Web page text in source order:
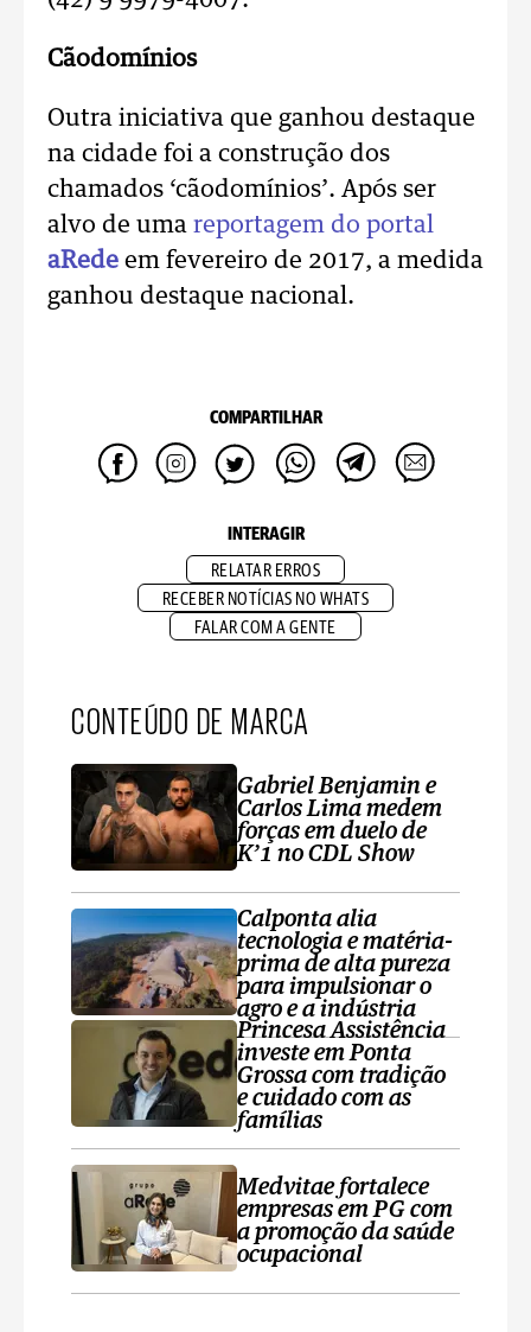
Cãodomínios
Outra iniciativa que ganhou destaque
na cidade foi a construção dos
chamados ‘cãodomínios’. Após ser
alvo de uma reportagem do portal
aRede em fevereiro de 2017, a medida
ganhou destaque nacional.
COMPARTILHAR
INTERAGIR
RELATAR ERROS
RECEBER NOTÍCIAS NO WHATS
FALAR COM A GENTE
CONTEÚDO DE MARCA
Gabriel Benjamin e
Carlos Lima medem
forças em duelo de
K’1 no CDL Show
Calponta alia
tecnologia e matéria-
prima de alta pureza
para impulsionar o
agro e a indústria
Princesa Assistência
investe em Ponta
Grossa com tradição
e cuidado com as
famílias
Medvitae fortalece
empresas em PG com
a promoção da saúde
ocupacional